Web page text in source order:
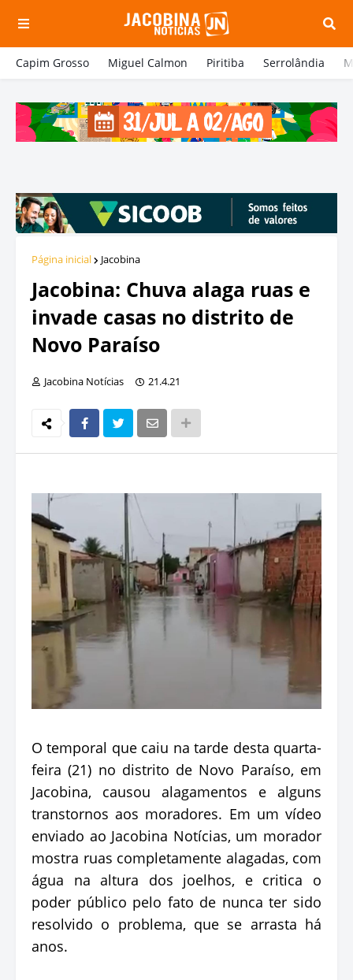
Capim Grosso Miguel Calmon Piritiba Serrolândia
Página inicial Jacobina
Jacobina: Chuva alaga ruas e
invade casas no distrito de
Novo Paraíso
Jacobina Notícias 21.4.21
O temporal que caiu na tarde desta quarta-
feira (21) no distrito de Novo Paraíso, em
Jacobina, causou alagamentos e alguns
transtornos aos moradores. Em um vídeo
enviado ao Jacobina Notícias, um morador
mostra ruas completamente alagadas, com
água na altura dos joelhos, e critica o
poder público pelo fato de nunca ter sido
resolvido o problema, que se arrasta há
anos.